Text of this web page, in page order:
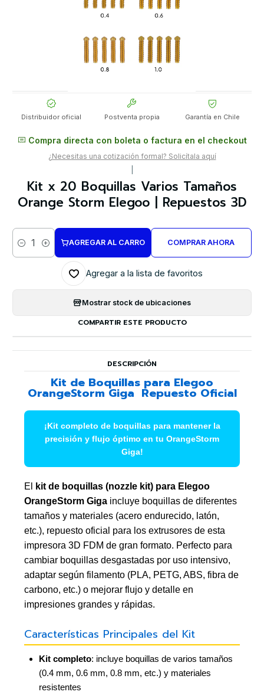
Distribuidor oficial Postventa propia Garantía en Chile
Compra directa con boleta o factura en el checkout
¿Necesitas una cotización formal? Solicítala aquí
Kit x 20 Boquillas Varios Tamaños
Orange Storm Elegoo | Repuestos 3D
Cantidad
AGREGAR AL CARRO COMPRAR AHORA
Agregar a la lista de favoritos
Mostrar stock de ubicaciones
COMPARTIR ESTE PRODUCTO
DESCRIPCIÓN
Kit de Boquillas para Elegoo
OrangeStorm Giga  Repuesto Oficial
¡Kit completo de boquillas para mantener la
precisión y flujo óptimo en tu OrangeStorm
Giga!
El
kit de boquillas (nozzle kit) para Elegoo
OrangeStorm Giga incluye boquillas de diferentes
tamaños y materiales (acero endurecido, latón,
etc.), repuesto oficial para los extrusores de esta
impresora 3D FDM de gran formato. Perfecto para
cambiar boquillas desgastadas por uso intensivo,
adaptar según filamento (PLA, PETG, ABS, fibra de
carbono, etc.) o mejorar flujo y detalle en
impresiones grandes y rápidas.
Características Principales del Kit
Kit completo: incluye boquillas de varios tamaños
(0.4 mm, 0.6 mm, 0.8 mm, etc.) y materiales
resistentes